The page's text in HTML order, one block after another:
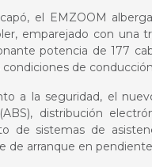
el EMZOOM
emparejado con una
potencia de 177
condiciones de
a la seguridad, el
distribución
de sistemas de
de arranque en